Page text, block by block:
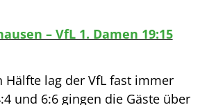
– VfL 1. Damen 19:15
Hälfte lag der VfL fast immer
und 6:6 gingen die Gäste über